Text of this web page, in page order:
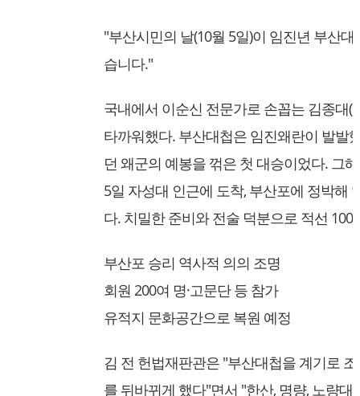
"부산시민의 날(10월 5일)이 임진년 부산
습니다."
국내에서 이순신 전문가로 손꼽는 김종대
타까워했다. 부산대첩은 임진왜란이 발발
던 왜군의 예봉을 꺾은 첫 대승이었다. 그
5일 자성대 인근에 도착, 부산포에 정박해
다. 치밀한 준비와 전술 덕분으로 적선
부산포 승리 역사적 의의 조명
회원 200여 명·고문단 등 참가
유적지 문화공간으로 복원 예정
김 전 헌법재판관은 "부산대첩을 계기로
를 뒤바뀌게 했다"면서 "한산, 명량, 노량